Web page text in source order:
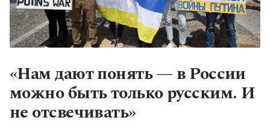
«Нам дают понять — в России
можно быть только русским. И
не отсвечивать»